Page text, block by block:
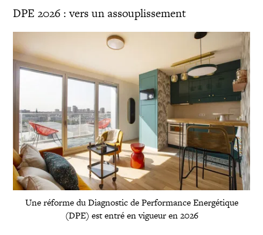
DPE 2026 : vers un assouplissement
Une réforme du Diagnostic de Performance Energétique
(DPE) est entré en vigueur en 2026